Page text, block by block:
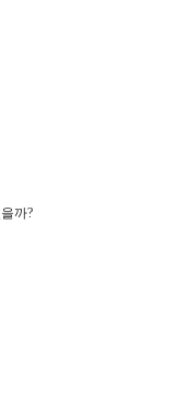
까?